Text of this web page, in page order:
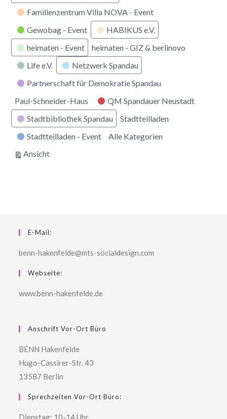
Familienzentrum Villa NOVA - Event
Gewobag - Event
HABIKUS e.V.
heimaten - Event
heimaten - GIZ & berlinovo
Life e.V.
Netzwerk Spandau
Partnerschaft für Demokratie Spandau
Paul-Schneider-Haus
QM Spandauer Neustadt
Stadtbibliothek Spandau
Stadtteilladen
Stadtteilladen - Event
Alle Kategorien
Ansichtausdrucken
E-Mail:
benn-hakenfelde@mts-socialdesign.com
Webseite:
www.benn-hakenfelde.de
Anschrift Vor-Ort Büro
BENN Hakenfelde
Hugo-Cassirer-Str. 43
13587 Berlin
Sprechzeiten Vor-Ort Büro:
Dienstag: 10-14 Uhr